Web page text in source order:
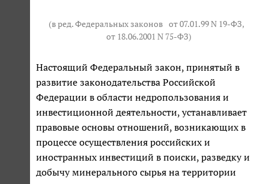
(в ред. Федеральных законов от 07.01.99 N 19-ФЗ,
от 18.06.2001 N 75-ФЗ)
Настоящий Федеральный закон, принятый в
развитие законодательства Российской
Федерации в области недропользования и
инвестиционной деятельности, устанавливает
правовые основы отношений, возникающих в
процессе осуществления российских и
иностранных инвестиций в поиски, разведку и
добычу минерального сырья на территории